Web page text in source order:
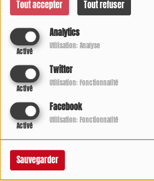
Tout accepter Tout refuser
Analytics
Activé
Utilisation: Analyse
Twitter
Activé
Utilisation: Fonctionnalité
Facebook
Activé
Utilisation: Fonctionnalité
Sauvegarder
Date et lieu :
ce lundi 22 septembre 2025
Durée :Il est prévu que le
semaines, avec un verdict
octobre 2025.
Enjeux :Ce procès est très
permettre de faire la
Delphine. Cédric Jubillar,